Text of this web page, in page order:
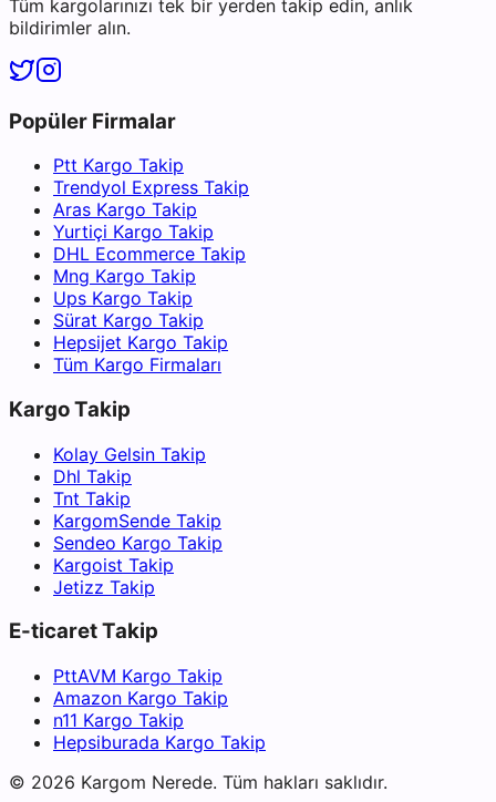
Tüm kargolarınızı tek bir yerden takip edin, anlık
bildirimler alın.
Popüler Firmalar
Ptt Kargo Takip
Trendyol Express Takip
Aras Kargo Takip
Yurtiçi Kargo Takip
DHL Ecommerce Takip
Mng Kargo Takip
Ups Kargo Takip
Sürat Kargo Takip
Hepsijet Kargo Takip
Tüm Kargo Firmaları
Kargo Takip
Kolay Gelsin Takip
Dhl Takip
Tnt Takip
KargomSende Takip
Sendeo Kargo Takip
Kargoist Takip
Jetizz Takip
E-ticaret Takip
PttAVM Kargo Takip
Amazon Kargo Takip
n11 Kargo Takip
Hepsiburada Kargo Takip
© 2026 Kargom Nerede. Tüm hakları saklıdır.